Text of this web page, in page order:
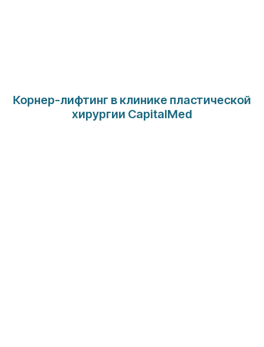
Корнер-лифтинг в клинике пластической
хирургии CapitalMed